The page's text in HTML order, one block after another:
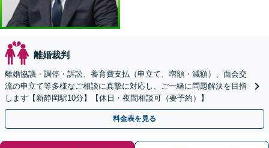
離婚裁判
離婚協議・調停・訴訟、養育費支払（申立て、増額・減額）、面会交
流の申立て等多様なご相談に真摯に対応し、ご一緒に問題解決を目指
します【新静岡駅10分】【休日・夜間相談可（要予約）】
料金表を見る